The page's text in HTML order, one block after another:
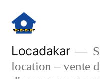
contenu
Locadakar
location – vente